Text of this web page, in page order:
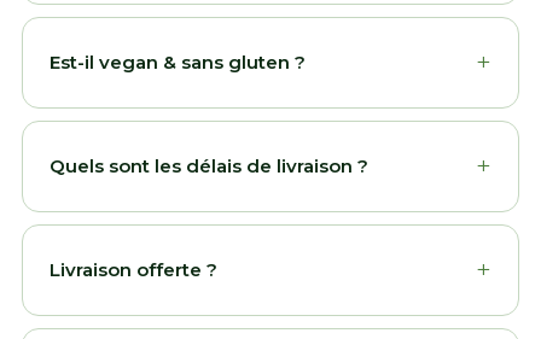
Est-il vegan & sans gluten ? +
Quels sont les délais de livraison ? +
Livraison offerte ? +